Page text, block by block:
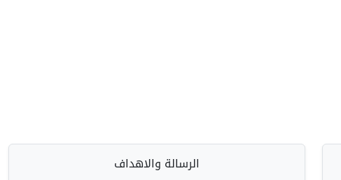
الرسالة والاهداف